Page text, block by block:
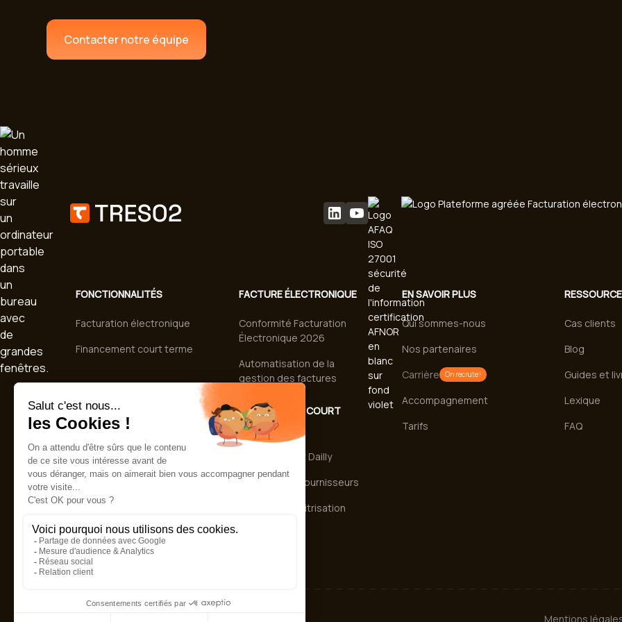
Contacter notre équipe
FONCTIONNALITÉS
Facturation électronique
Financement court terme
SERVICES
déploiement
Intégrations ERP & logiciels
comptables
FACTURE ÉLECTRONIQUE
Conformité Facturation
Électronique 2026
Automatisation de la
gestion des factures
FINANCEMENT COURT
TERME
Affacturage et Dailly
Financement fournisseurs
Financement titrisation
EN SAVOIR PLUS
Qui sommes-nous
Nos partenaires
Carrière
On recrute !
Accompagnement
Tarifs
Cas clients
Blog
Guides et
Lexique
FAQ
Mentions